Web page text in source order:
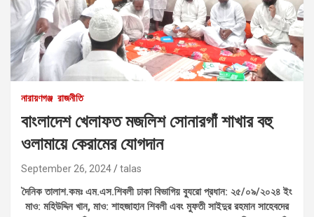
নারায়ণগঞ্জ রাজনীতি
বাংলাদেশ খেলাফত মজলিশ সোনারগাঁ শাখার বহু
ওলামায়ে কেরামের যোগদান
September 26, 2024 talas
দৈনিক তালাশ.কমঃ এম.এস.শিবলী ঢাকা বিভাগিয় ব্যুরো প্রধান: ২৫/০৯/২০২৪ ইং
মাও: মহিউদ্দিন খান, মাও: শাহজাহান শিবলী এবং মুফতী সাইদুর রহমান সাহেবদের